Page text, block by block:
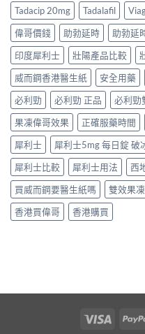
Tadacip 20mg
Tadalafil
偉哥價錢
助勃延時 助勃延
印度犀利士
壯陽產品比較
威而鋼香港醫生紙
安全用藥
必利勁
必利勁 正品 必利勁
果凍偉哥效果
正確服藥時間
犀利士
犀利士5mg 每日錠 破
犀利士比較
犀利士用法
西
買威而鋼要醫生紙嗎
雙效果
香港買偉哥
香港購買
Visa